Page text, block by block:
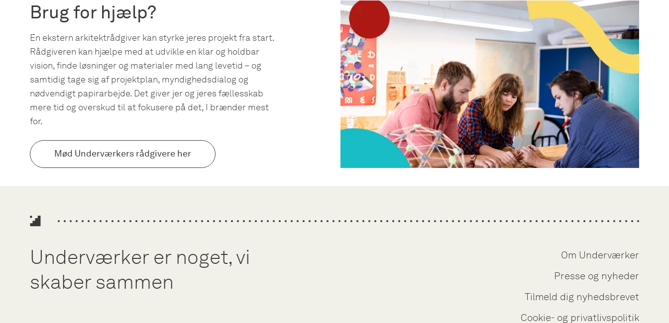
Brug for hjælp?
En ekstern arkitektrådgiver kan styrke jeres projekt fra start.
Rådgiveren kan hjælpe med at udvikle en klar og holdbar
vision, finde løsninger og materialer med lang levetid – og
samtidig tage sig af projektplan, myndighedsdialog og
nødvendigt papirarbejde. Det giver jer og jeres fællesskab
mere tid og overskud til at fokusere på det, I brænder mest
for.
Mød Underværkers rådgivere her
Underværker er noget, vi
skaber sammen
Om Underværker
Presse og nyheder
Tilmeld dig nyhedsbrevet
Cookie- og privatlivspolitik